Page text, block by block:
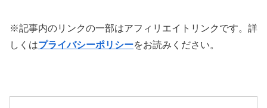
※記事内のリンクの一部はアフィリエイトリンクです。詳
しくはプライバシーポリシーをお読みください。